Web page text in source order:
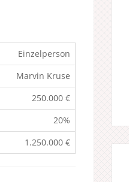
Einzelperson
Marvin Kruse
250.000 €
20%
1.250.000 €